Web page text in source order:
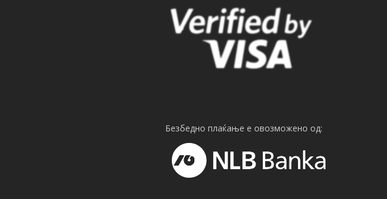
Безбедно плаќање е овозможено од: